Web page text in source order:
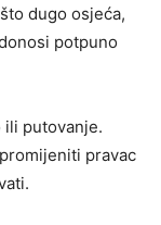
dugo osjeća,
potpuno
ili putovanje.
pravac